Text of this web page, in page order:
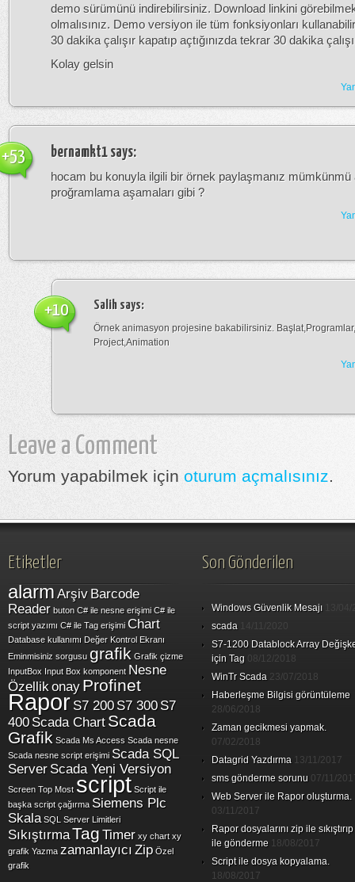
demo sürümünü indirebilirsiniz. Download linkini
olmalısınız. Demo versiyon ile tüm fonksiyonları
30 dakika çalışır kapatıp açtığınızda tekrar 30 dakika
Kolay gelsin
bernamkt1 says:
hocam bu konuyla ilgili bir örnek paylaşmanız mümkünmü
proğramlama aşamaları gibi ?
+53
Salih says:
Örnek animasyon projesine bakabilirsiniz.
Project,Animation
+10
Leave a Comment
Yorum yapabilmek için oturum açmalısınız.
Etiketler
alarmArşiv Barcode
Reader buton C# ile nesne erişimi C# ile
script yazımı C# ile Tag erişimi Chart
Database kullanımı Değer Kontrol Ekranı
Eminmisiniz sorgusu grafik Grafik çizme
InputBox Input Box komponent Nesne
Özellikonay Profinet
Rapor S7 200 S7 300 S7
400 Scada Chart Scada
Grafik Scada Ms Access Scada nesne
Scada nesne script erişimi Scada SQL
Server Scada Yeni Versiyon
Screen Top Most script Script ile
başka script çağırma Siemens Plc
Skala SQL Server Limitleri
SıkıştırmaTag Timer xy chart xy
grafik Yazma zamanlayıcı Zip Özel
grafik
Son Gönderilen
Windows Güvenlik Mesajı
scada
S7-1200 Datablock Array
için Tag 08/12/2018
WinTr Scada 23/07/2018
Haberleşme Bilgisi görüntüleme
28/06/2018
Zaman gecikmesi yapmak.
07/02/2018
Datagrid Yazdırma 13/11/2017
sms gönderme sorunu 07/11/
Web Server ile Rapor oluşturma.
03/11/2017
Rapor dosyalarını zip ile
ile gönderme 18/08/2017
Script ile dosya kopyalama.
18/08/2017